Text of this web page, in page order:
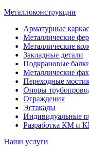
Металлоконструкции
Арматурные
Металлические
Металлические
Закладные детали
Подкрановые
Металлические
Переходные
Опоры
Ограждения
Эстакады
Индивидуальные
Разработка КМ и
Наши услуги